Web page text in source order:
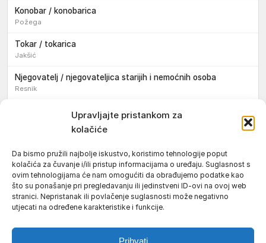
Upravljajte pristankom za
kolačiće
Da bismo pružili najbolje iskustvo, koristimo tehnologije poput
kolačića za čuvanje i/ili pristup informacijama o uređaju. Suglasnost s
ovim tehnologijama će nam omogućiti da obrađujemo podatke kao
što su ponašanje pri pregledavanju ili jedinstveni ID-ovi na ovoj web
stranici. Nepristanak ili povlačenje suglasnosti može negativno
utjecati na određene karakteristike i funkcije.
Prihvati
Konobar / konobarica
Požega
Tokar / tokarica
Jakšić
Njegovatelj / njegovateljica starijih i nemoćnih osoba
Resnik
Konobar / konobarica
Jakšić
Vozač / vozačica teretnog vozila s poluprikolicom
Požega
Pomoćnik/ica u nastavi